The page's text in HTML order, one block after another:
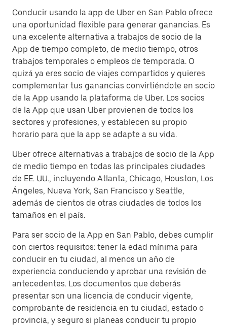
Conducir usando la app de Uber en San Pablo ofrece
una oportunidad flexible para generar ganancias. Es
una excelente alternativa a trabajos de socio de la
App de tiempo completo, de medio tiempo, otros
trabajos temporales o empleos de temporada. O
quizá ya eres socio de viajes compartidos y quieres
complementar tus ganancias convirtiéndote en socio
de la App usando la plataforma de Uber. Los socios
de la App que usan Uber provienen de todos los
sectores y profesiones, y establecen su propio
horario para que la app se adapte a su vida.
Uber ofrece alternativas a trabajos de socio de la App
de medio tiempo en todas las principales ciudades
de EE. UU., incluyendo Atlanta, Chicago, Houston, Los
Ángeles, Nueva York, San Francisco y Seattle,
además de cientos de otras ciudades de todos los
tamaños en el país.
Para ser socio de la App en San Pablo, debes cumplir
con ciertos requisitos: tener la edad mínima para
conducir en tu ciudad, al menos un año de
experiencia conduciendo y aprobar una revisión de
antecedentes. Los documentos que deberás
presentar son una licencia de conducir vigente,
comprobante de residencia en tu ciudad, estado o
provincia, y seguro si planeas conducir tu propio